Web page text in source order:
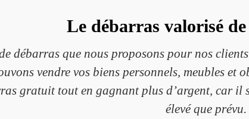
Le débarras valorisé
débarras que nous proposons pour nos
vendre vos biens personnels, meubles
gratuit tout en gagnant plus d’argent, car il
élevé que prévu.